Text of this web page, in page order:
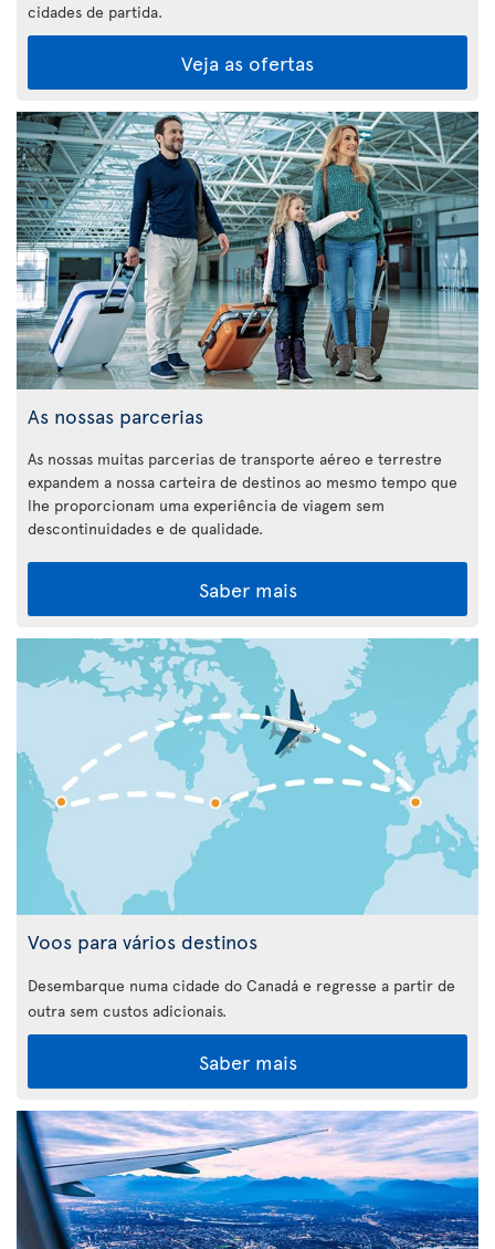
cidades de partida.
Veja as ofertas
As nossas parcerias
As nossas muitas parcerias de transporte aéreo e terrestre
expandem a nossa carteira de destinos ao mesmo tempo que
lhe proporcionam uma experiência de viagem sem
descontinuidades e de qualidade.
Saber mais
Voos para vários destinos
Desembarque numa cidade do Canadá e regresse a partir de
outra sem custos adicionais.
Saber mais